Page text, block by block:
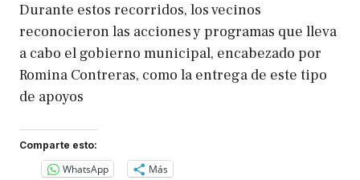
Durante estos recorridos, los vecinos
reconocieron las acciones y programas que lleva
a cabo el gobierno municipal, encabezado por
Romina Contreras, como la entrega de este tipo
de apoyos
Comparte esto:
WhatsApp Más